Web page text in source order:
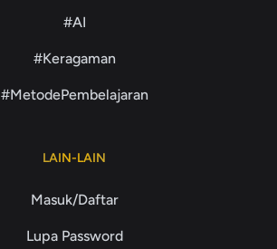
#AI
#Keragaman
#MetodePembelajaran
LAIN-LAIN
Masuk/Daftar
Lupa Password